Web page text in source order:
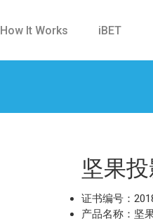
How It Works iBET
坚果
证书编号：
产品名称：坚